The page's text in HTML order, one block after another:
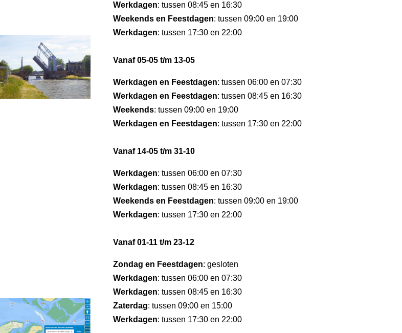
Werkdagen: tussen 08:45 en 16:30
Weekends en Feestdagen: tussen 09:00 en 19:00
Werkdagen: tussen 17:30 en 22:00
Vanaf 05-05 t/m 13-05
Werkdagen en Feestdagen: tussen 06:00 en 07:30
Werkdagen en Feestdagen: tussen 08:45 en 16:30
Weekends: tussen 09:00 en 19:00
Werkdagen en Feestdagen: tussen 17:30 en 22:00
Vanaf 14-05 t/m 31-10
Werkdagen: tussen 06:00 en 07:30
Werkdagen: tussen 08:45 en 16:30
Weekends en Feestdagen: tussen 09:00 en 19:00
Werkdagen: tussen 17:30 en 22:00
Vanaf 01-11 t/m 23-12
Zondag en Feestdagen: gesloten
Werkdagen: tussen 06:00 en 07:30
Werkdagen: tussen 08:45 en 16:30
Zaterdag: tussen 09:00 en 15:00
Werkdagen: tussen 17:30 en 22:00